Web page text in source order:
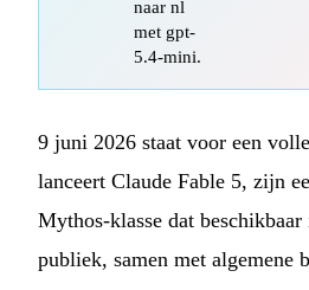
naar nl
met gpt-
5.4-mini.
9 juni 2026 staat voor een
lanceert Claude Fable 5, zijn
Mythos-klasse dat
publiek, samen met algemene